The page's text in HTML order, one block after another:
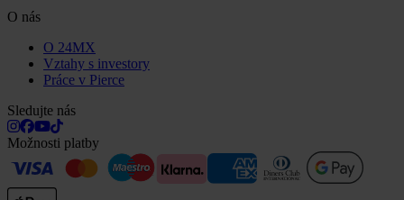
O nás
O 24MX
Vztahy s investory
Práce v Pierce
Sledujte nás
Možnosti platby